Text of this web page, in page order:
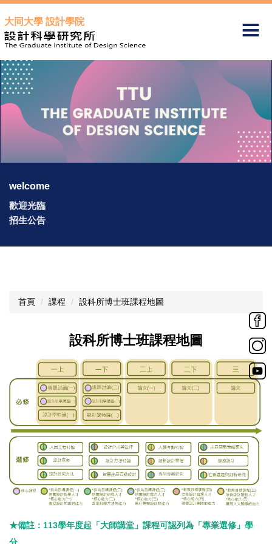
到
主
要
內
容
區
大同大學 設計學院
welcome
歡迎光臨
招生公告
首頁 課程 設科所博士班課程地圖
設科所博士班課程地圖
★備註：113學年度起「大師講堂」課程可認列為「專業選修」學